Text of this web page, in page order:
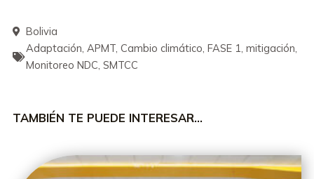
Bolivia
Adaptación, APMT, Cambio climático, FASE 1, mitigación,
Monitoreo NDC, SMTCC
TAMBIÉN TE PUEDE INTERESAR…